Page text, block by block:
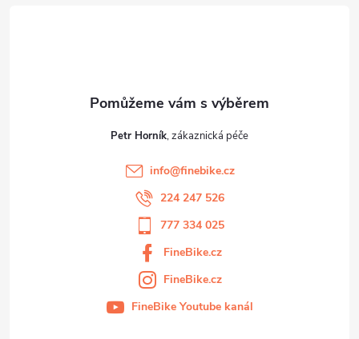
Petr Horník
info@finebike.cz
224 247 526
777 334 025
FineBike.cz
FineBike.cz
FineBike Youtube kanál